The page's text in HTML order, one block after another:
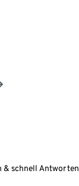
& schnell Antworten